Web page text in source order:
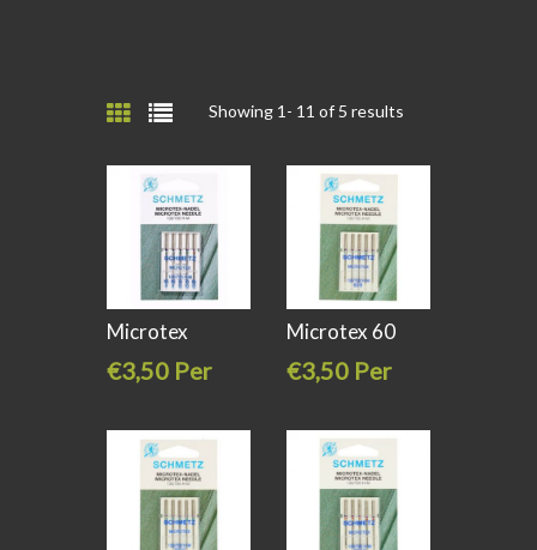
Showing 1- 11 of 5 results
Microtex
€3,50 Per
Microtex 60
€3,50 Per